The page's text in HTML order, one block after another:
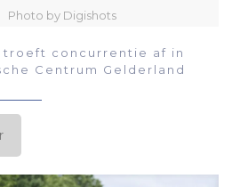
Photo by Digishots
troeft concurrentie af in
Centrum Gelderland